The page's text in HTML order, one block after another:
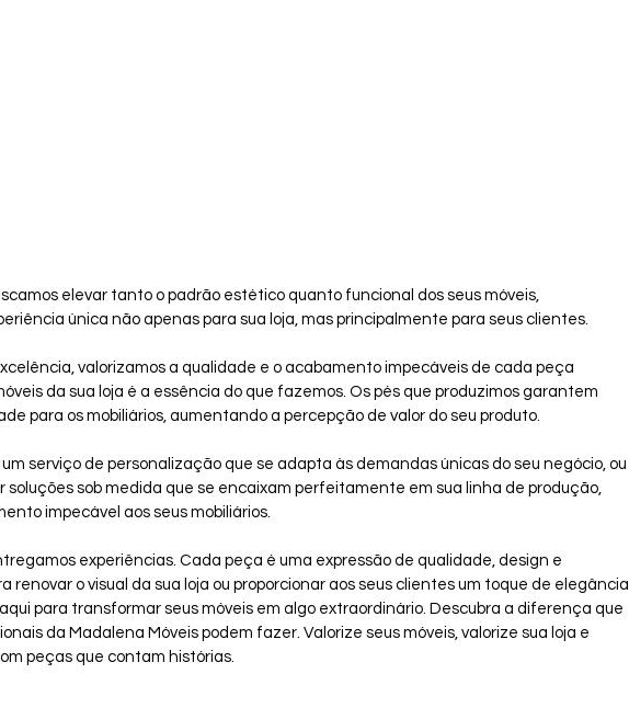
elevar tanto o padrão estético quanto funcional dos seus móveis,
única não apenas para sua loja, mas principalmente para seus clientes.
valorizamos a qualidade e o acabamento impecáveis de cada peça
da sua loja é a essência do que fazemos. Os pés que produzimos garantem
para os mobiliários, aumentando a percepção de valor do seu produto.
serviço de personalização que se adapta às demandas únicas do seu negócio, ou
soluções sob medida que se encaixam perfeitamente em sua linha de produção,
impecável aos seus mobiliários.
experiências. Cada peça é uma expressão de qualidade, design e
renovar o visual da sua loja ou proporcionar aos seus clientes um toque de elegância
para transformar seus móveis em algo extraordinário. Descubra a diferença que
da Madalena Móveis podem fazer. Valorize seus móveis, valorize sua loja e
peças que contam histórias.